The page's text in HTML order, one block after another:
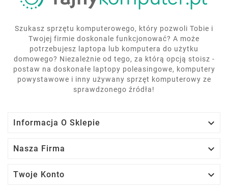
Szukasz sprzętu komputerowego, który pozwoli Tobie i
Twojej firmie doskonale funkcjonować? A może
potrzebujesz laptopa lub komputera do użytku
domowego? Niezależnie od tego, za którą opcją stoisz -
postaw na doskonałe laptopy poleasingowe, komputery
powystawowe i inny używany sprzęt komputerowy ze
sprawdzonego źródła!
Informacja O Sklepie 
Nasza Firma 
Twoje Konto 